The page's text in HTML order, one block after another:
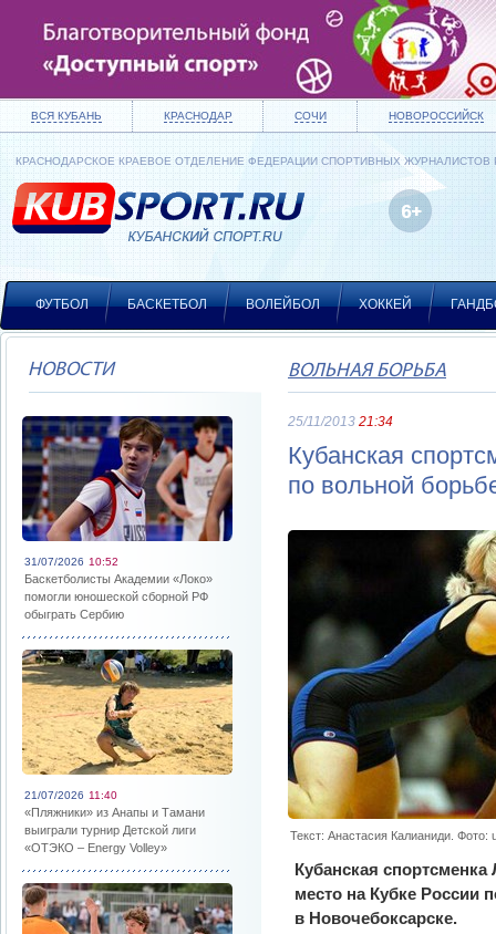
ВСЯ КУБАНЬ КРАСНОДАР СОЧИ НОВОРОССИЙСК
КРАСНОДАРСКОЕ КРАЕВОЕ ОТДЕЛЕНИЕ ФЕДЕРАЦИИ СПОРТИВНЫХ ЖУРНАЛИСТОВ
ФУТБОЛ БАСКЕТБОЛ ВОЛЕЙБОЛ ХОККЕЙ
НОВОСТИ
31/07/2026 10:52
Баскетболисты Академии «Локо»
помогли юношеской сборной РФ
обыграть Сербию
21/07/2026 11:40
«Пляжники» из Анапы и Тамани
выиграли турнир Детской лиги
«ОТЭКО – Energy Volley»
ВОЛЬНАЯ БОРЬБА
25/11/2013 21:34
Кубанская
по вольной
Текст: Анастасия Калианиди. Фото:
Кубанская
место на Кубке России
в Новочебоксарске.